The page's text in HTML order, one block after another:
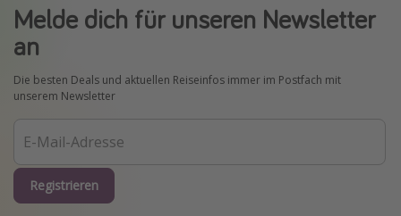
Melde dich für unseren Newsletter
an
Die besten Deals und aktuellen Reiseinfos immer im Postfach mit
unserem Newsletter
Registrieren